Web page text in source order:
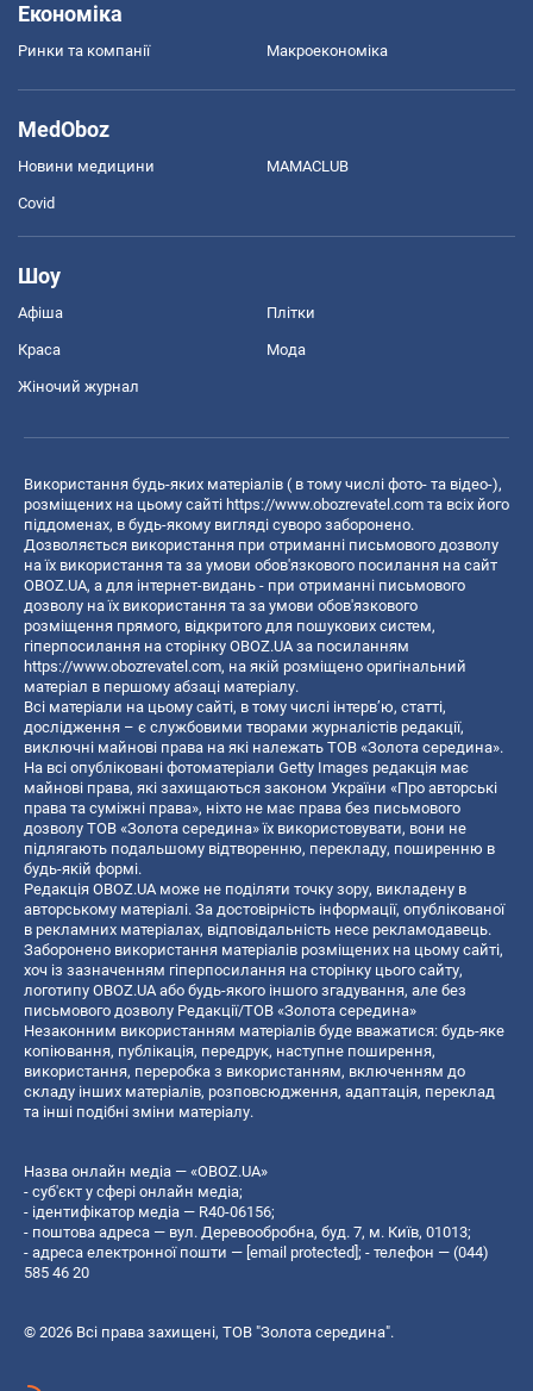
Економіка
Ринки та компанії Макроекономіка
MedOboz
Новини медицини MAMACLUB
Covid
Шоу
Афіша Плітки
Краса Мода
Жіночий журнал
Використання будь-яких матеріалів ( в тому числі фото- та відео-),
розміщених на цьому сайті https://www.obozrevatel.com та всіх його
піддоменах, в будь-якому вигляді суворо заборонено.
Дозволяється використання при отриманні письмового дозволу
на їх використання та за умови обов'язкового посилання на сайт
OBOZ.UA, а для інтернет-видань - при отриманні письмового
дозволу на їх використання та за умови обов'язкового
розміщення прямого, відкритого для пошукових систем,
гіперпосилання на сторінку OBOZ.UA за посиланням
https://www.obozrevatel.com, на якій розміщено оригінальний
матеріал в першому абзаці матеріалу.
Всі матеріали на цьому сайті, в тому числі інтерв’ю, статті,
дослідження – є службовими творами журналістів редакції,
виключні майнові права на які належать ТОВ «Золота середина».
На всі опубліковані фотоматеріали Getty Images редакція має
майнові права, які захищаються законом України «Про авторські
права та суміжні права», ніхто не має права без письмового
дозволу ТОВ «Золота середина» їх використовувати, вони не
підлягають подальшому відтворенню, перекладу, поширенню в
будь-якій формі.
Редакція OBOZ.UA може не поділяти точку зору, викладену в
авторському матеріалі. За достовірність інформації, опублікованої
в рекламних матеріалах, відповідальність несе рекламодавець.
Заборонено використання матеріалів розміщених на цьому сайті,
хоч із зазначенням гіперпосилання на сторінку цього сайту,
логотипу OBOZ.UA або будь-якого іншого згадування, але без
письмового дозволу Редакції/ТОВ «Золота середина»
Незаконним використанням матеріалів буде вважатися: будь-яке
копiювання, публiкацiя, передрук, наступне поширення,
використання, переробка з використанням, включенням до
складу інших матеріалів, розповсюдження, адаптація, переклад
та інші подібні зміни матеріалу.
Назва онлайн медіа — «OBOZ.UA»
- суб'єкт у сфері онлайн медіа;
- ідентифікатор медіа — R40-06156;
- поштова адреса — вул. Деревообробна, буд. 7, м. Київ, 01013;
- адреса електронної пошти — [email protected] ; - телефон — (044)
585 46 20
© 2026 Всі права захищені, ТОВ "Золота середина".